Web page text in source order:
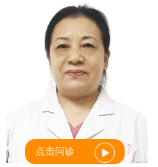
点击问诊